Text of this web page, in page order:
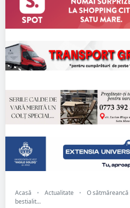
Acasă • Actualitate •
O
bestialit...